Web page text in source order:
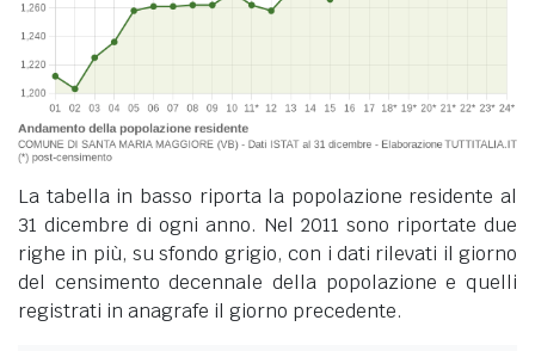
La tabella in basso riporta la popolazione residente al
31 dicembre di ogni anno. Nel 2011 sono riportate due
righe in più, su sfondo grigio, con i dati rilevati il giorno
del censimento decennale della popolazione e quelli
registrati in anagrafe il giorno precedente.